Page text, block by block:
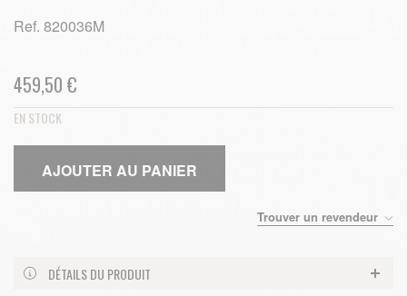
Ref. 820036M
459,50 €
EN STOCK
AJOUTER AU PANIER
Trouver un revendeur
DÉTAILS DU PRODUIT